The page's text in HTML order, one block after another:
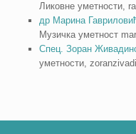
Ликовне уметности,
др Марина
Музичка уметност
Спец. Зоран
уметности,